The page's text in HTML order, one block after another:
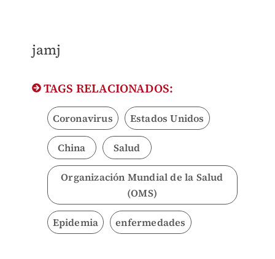
jamj
TAGS RELACIONADOS:
Coronavirus Estados Unidos
China Salud
Organización Mundial de la Salud
(OMS)
Epidemia enfermedades